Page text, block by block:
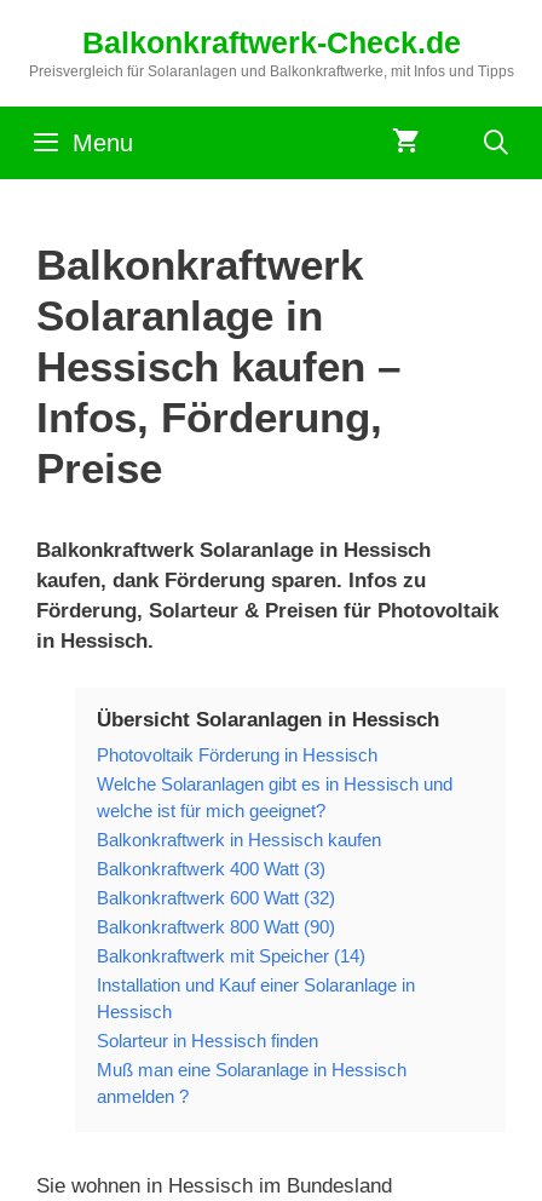
springen
Balkonkraftwerk-Check.de
Preisvergleich für Solaranlagen und Balkonkraftwerke, mit Infos und Tipps
Menu
Balkonkraftwerk
Solaranlage in
Hessisch kaufen –
Infos, Förderung,
Preise
Balkonkraftwerk Solaranlage in Hessisch
kaufen, dank Förderung sparen. Infos zu
Förderung, Solarteur & Preisen für Photovoltaik
in Hessisch.
Übersicht Solaranlagen in Hessisch
Photovoltaik Förderung in Hessisch
Welche Solaranlagen gibt es in Hessisch und
welche ist für mich geeignet?
Balkonkraftwerk in Hessisch kaufen
Balkonkraftwerk 400 Watt (3)
Balkonkraftwerk 600 Watt (32)
Balkonkraftwerk 800 Watt (90)
Balkonkraftwerk mit Speicher (14)
Installation und Kauf einer Solaranlage in
Hessisch
Solarteur in Hessisch finden
Muß man eine Solaranlage in Hessisch
anmelden ?
Sie wohnen in Hessisch im Bundesland